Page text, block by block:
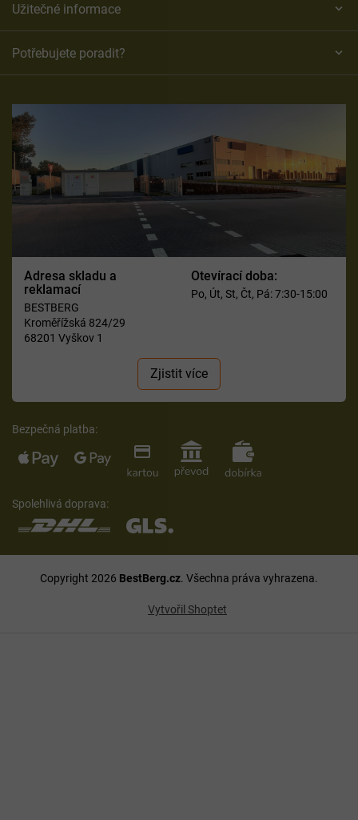
Užitečné informace
Potřebujete poradit?
Adresa skladu a
reklamací
BESTBERG
Kroměřížská 824/29
68201 Vyškov 1
Otevírací doba:
Po, Út, St, Čt, Pá: 7:30-15:00
Zjistit více
Bezpečná platba:
Spolehlivá doprava:
Vytvořil Shoptet
Copyright 2026 BestBerg.cz. Všechna práva vyhrazena.